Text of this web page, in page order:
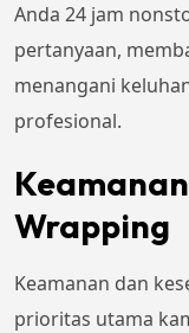
Anda 24 jam
pertanyaan,
menangani
profesional.
Wrapping
Keamanan dan
prioritas utama